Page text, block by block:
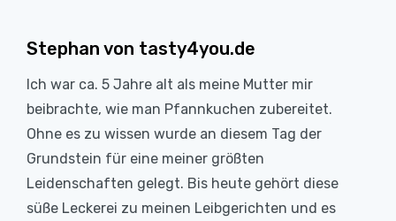
Stephan von tasty4you.de
Ich war ca. 5 Jahre alt als meine Mutter mir
beibrachte, wie man Pfannkuchen zubereitet.
Ohne es zu wissen wurde an diesem Tag der
Grundstein für eine meiner größten
Leidenschaften gelegt. Bis heute gehört diese
süße Leckerei zu meinen Leibgerichten und es